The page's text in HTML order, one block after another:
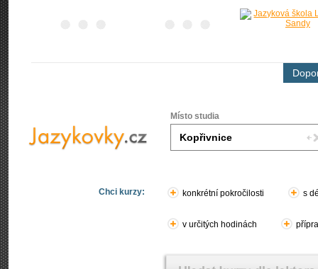
Místo studia
Chci kurzy: konkrétní pokročilosti s
v určitých hodinách